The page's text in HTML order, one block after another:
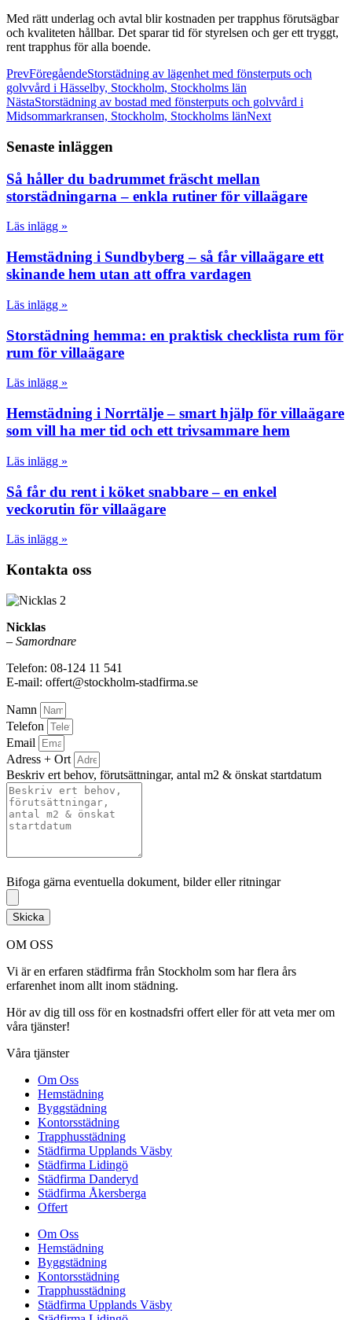
Med rätt underlag och avtal blir kostnaden per trapphus förutsägbar
och kvaliteten hållbar. Det sparar tid för styrelsen och ger ett tryggt,
rent trapphus för alla boende.
PrevFöregåendeStorstädning av lägenhet med fönsterputs och
golvvård i Hässelby, Stockholm, Stockholms län
NästaStorstädning av bostad med fönsterputs och golvvård i
Midsommarkransen, Stockholm, Stockholms länNext
Senaste inläggen
Så håller du badrummet fräscht mellan
storstädningarna – enkla rutiner för villaägare
Läs inlägg »
Hemstädning i Sundbyberg – så får villaägare ett
skinande hem utan att offra vardagen
Läs inlägg »
Storstädning hemma: en praktisk checklista rum för
rum för villaägare
Läs inlägg »
Hemstädning i Norrtälje – smart hjälp för villaägare
som vill ha mer tid och ett trivsammare hem
Läs inlägg »
Så får du rent i köket snabbare – en enkel
veckorutin för villaägare
Läs inlägg »
Kontakta oss
Nicklas
– Samordnare
Telefon: 08-124 11 541
E-mail: offert@stockholm-stadfirma.se
Namn
Telefon
Email
Adress + Ort
Beskriv ert behov, förutsättningar, antal m2 & önskat startdatum
Bifoga gärna eventuella dokument, bilder eller ritningar
Skicka
OM OSS
Vi är en erfaren städfirma från Stockholm som har flera års
erfarenhet inom allt inom städning.
Hör av dig till oss för en kostnadsfri offert eller för att veta mer om
våra tjänster!
Våra tjänster
Om Oss
Hemstädning
Byggstädning
Kontorsstädning
Trapphusstädning
Städfirma Upplands Väsby
Städfirma Lidingö
Städfirma Danderyd
Städfirma Åkersberga
Offert
Om Oss
Hemstädning
Byggstädning
Kontorsstädning
Trapphusstädning
Städfirma Upplands Väsby